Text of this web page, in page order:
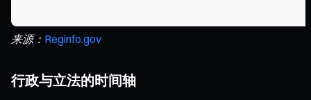
来源： Reginfo.gov
行政与立法的时间轴